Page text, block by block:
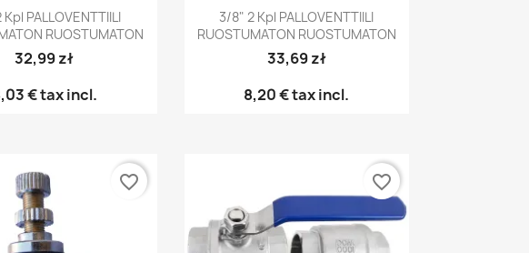
Pikakatselu
PALLOVENTTIILI
RUOSTUMATON
32,99 zł
€tax incl.
Pikakatselu
3/8" 2 Kpl PALLOVENTTIILI
RUOSTUMATON RUOSTUMATON
33,69 zł
8,20 €tax incl.
favorite_border favorite_border